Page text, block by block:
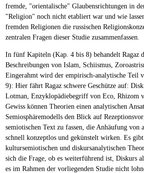
fremde, "orientalische" Glaubensrichtungen in
"Religion" noch nicht etabliert war und wie
fremden Religionen die russischen
zentralen Fragen dieser Studie zusammenfassen.
In fünf Kapiteln (Kap. 4 bis 8) behandelt Ragaz
Beschreibungen von Islam, Schiismus,
Eingerahmt wird der empirisch-analytische Teil
9): Hier fährt Ragaz schwere Geschütze auf:
Lotman, Enzyklopädiebegriff von Eco, Rhizom
Gewiss können Theorien einen analytischen
Semiosphäremodells den Blick auf
semiotischen Text zu fassen, die Anhäufung
schnell konzeptlos und gekünstelt wirken. Es
kultursemiotischen und diskursanalytischen
sich die Frage, ob es weiterführend ist, Diskurs
es im Rahmen der vorliegenden Studie nicht